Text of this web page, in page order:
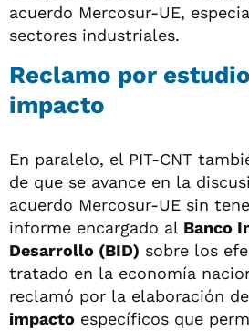
acuerdo Mercosur-UE,
sectores industriales.
Reclamo por
impacto
En paralelo, el PIT-CNT
de que se avance en la
acuerdo Mercosur-UE sin
informe encargado al Banco
Desarrollo (BID) sobre los
tratado en la economía
reclamó por la elaboración de
impacto específicos que